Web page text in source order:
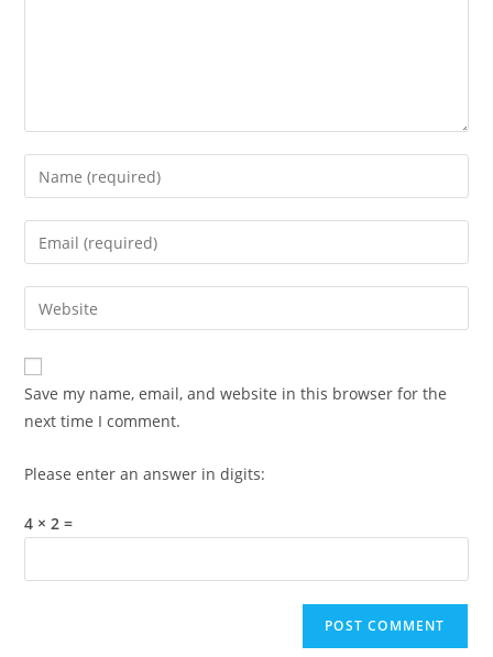
Enter
your
name
comment
Enter
your
email
address
comment
Enter
your
website
URL
(optional)
Save my name, email, and website in this browser for the
next time I comment.
Please enter an answer in digits:
4 × 2 =